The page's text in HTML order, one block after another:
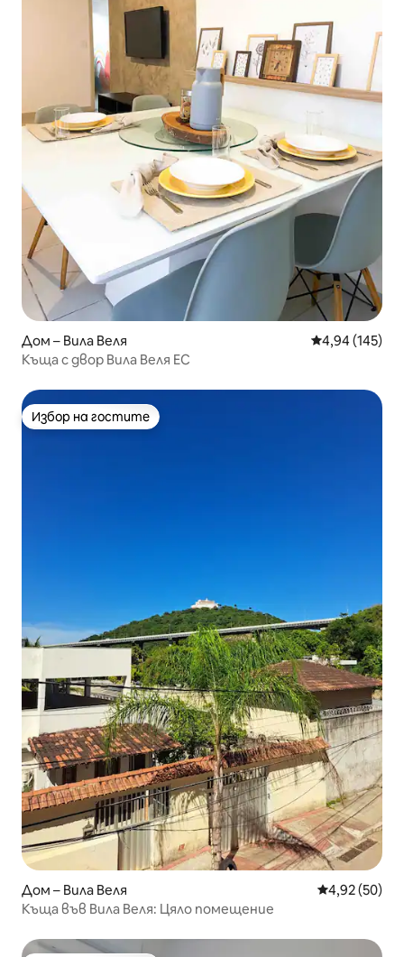
Дом – Вила Веля Средна
4,94 (145)
Къща с двор Вила Веля ЕС
Избор на гостите
Избор на гостите
Дом – Вила Веля Средна
4,92 (50)
Къща във Вила Веля: Цяло помещение